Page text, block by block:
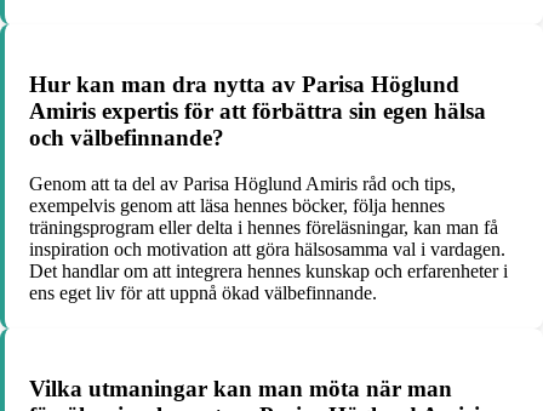
Hur kan man dra nytta av Parisa Höglund
Amiris expertis för att förbättra sin egen hälsa
och välbefinnande?
Genom att ta del av Parisa Höglund Amiris råd och tips,
exempelvis genom att läsa hennes böcker, följa hennes
träningsprogram eller delta i hennes föreläsningar, kan man få
inspiration och motivation att göra hälsosamma val i vardagen.
Det handlar om att integrera hennes kunskap och erfarenheter i
ens eget liv för att uppnå ökad välbefinnande.
Vilka utmaningar kan man möta när man